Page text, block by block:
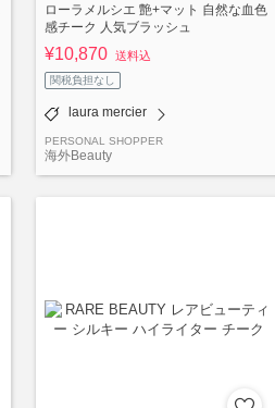
ローラメルシエ 艶+マット 自然な血色
感チーク 人気ブラッシュ
¥10,870 送料込
関税負担なし
laura mercier
PERSONAL SHOPPER
海外Beauty